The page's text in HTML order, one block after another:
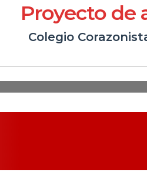
Proyecto de
Colegio